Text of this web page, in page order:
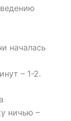
началась
– 1-2.
ничью –